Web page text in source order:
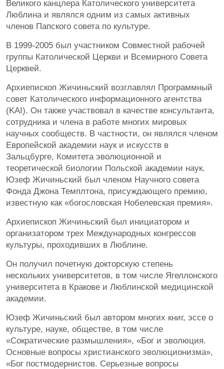
Великого канцлера Католического университета
Люблина и являлся одним из самых активных
членов Папского совета по культуре.
В 1999-2005 был участником Совместной рабочей
группы Католической Церкви и Всемирного Совета
Церквей.
Архиепископ Жичиньский возглавлял Программный
совет Католического информационного агентства
(KAI). Он также участвовал в качестве консультанта,
сотрудника и члена в работе многих мировых
научных сообществ. В частности, он являлся членом
Европейской академии наук и искусств в
Зальцбурге, Комитета эволюционной и
теоретической биологии Польской академии наук.
Юзеф Жичиньский был членом Научного совета
Фонда Джона Темплтона, присуждающего премию,
известную как «богословская Нобелевская премия».
Архиепископ Жичиньский был инициатором и
организатором трех Международных конгрессов
культуры, проходивших в Люблине.
Он получил почетную докторскую степень
нескольких университетов, в том числе Ягеллонского
университета в Кракове и Люблинской медицинской
академии.
Юзеф Жичиньский был автором многих книг, эссе о
культуре, науке, обществе, в том числе
«Сократические размышления», «Бог и эволюция.
Основные вопросы христианского эволюционизма»,
«Бог постмодернистов. Серьезные вопросы